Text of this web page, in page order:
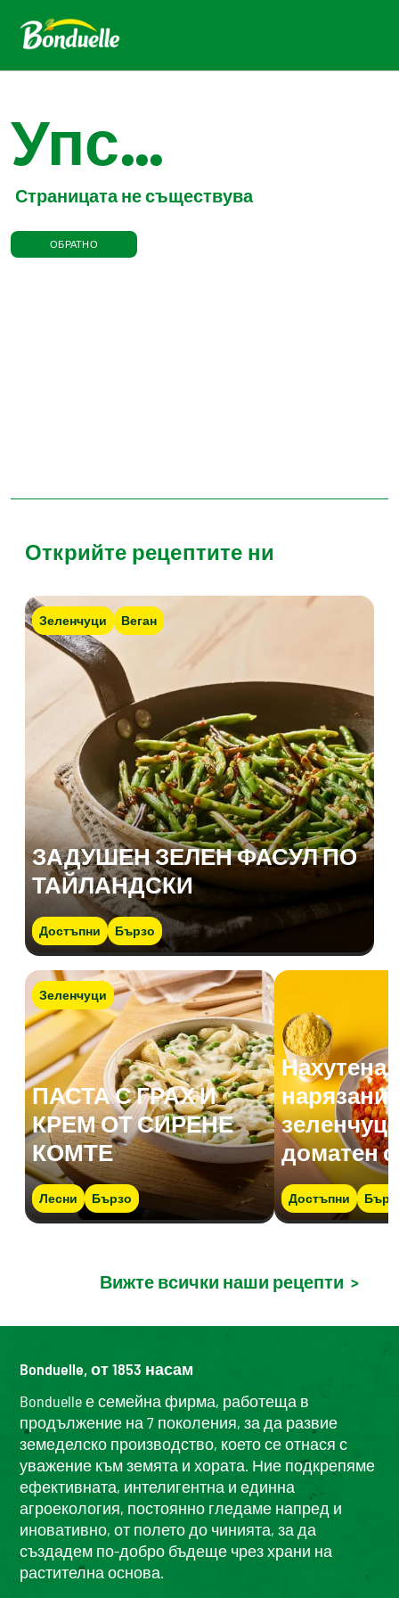
Упс...
Страницата не съществува
ОБРАТНО
Открийте рецептите ни
Зеленчуци Веган
ЗАДУШЕН ЗЕЛЕН ФАСУЛ ПО
ТАЙЛАНДСКИ
Достъпни Бързо
Зеленчуци
ПАСТА С ГРАХ И
КРЕМ ОТ СИРЕНЕ
КОМТЕ
Лесни Бързо
Нахутена
нарязани
доматен
Достъпни
Вижте всички наши рецепти >
Bonduelle, от 1853 насам
Bonduelle е семейна фирма, работеща в
продължение на 7 поколения, за да развие
земеделско производство, което се отнася с
уважение към земята и хората. Ние подкрепяме
ефективната, интелигентна и единна
агроекология, постоянно гледаме напред и
иновативно, от полето до чинията, за да
създадем по-добро бъдеще чрез храни на
растителна основа.